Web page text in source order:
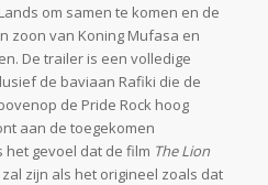
om samen te komen en de
zoon van Koning Mufasa en
De trailer is een volledige
de baviaan Rafiki die de
de Pride Rock hoog
aan de toegekomen
gevoel dat de film The Lion
zijn als het origineel zoals dat